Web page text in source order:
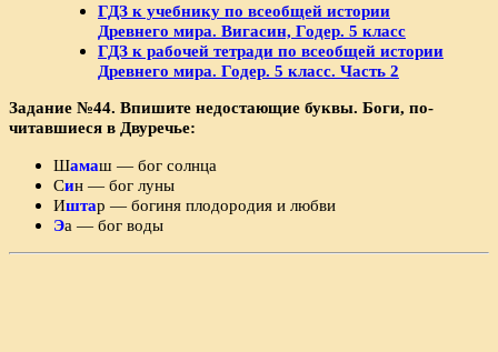
ГДЗ к учебнику по всеобщей истории
Древнего мира. Вигасин, Годер. 5 класс
ГДЗ к рабочей тетради по всеобщей истории
Древнего мира. Годер. 5 класс. Часть 2
Задание №44. Впишите недостающие буквы. Боги, по­
читавшиеся в Двуречье:
Шамаш — бог солнца
Син — бог луны
Иштар — богиня плодородия и любви
Эа — бог воды